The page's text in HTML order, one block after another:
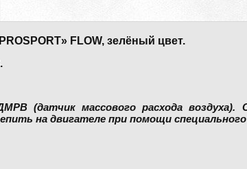
FLOW, зелёный цвет.
(датчик массового расхода воздуха).
на двигателе при помощи